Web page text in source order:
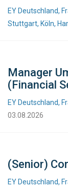
EY Deutschland,
Stuttgart, Köln,
Manager
(Financial
EY Deutschland,
03.08.2026
(Senior)
EY Deutschland,